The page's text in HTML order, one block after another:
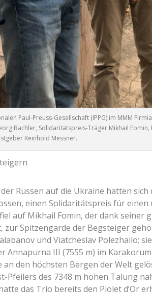
Paul-Preuss-Gesellschaft (IPPG) im MMM
Bachler, Solidaritätspreis-Träger Mikhail
Reinhold Messner.
Russen auf die Ukraine hatten sich
einen Solidaritätspreis für einen
auf Mikhail Fomin, der dank seiner
zur Spitzengarde der Begsteiger
und Viatcheslav Polezhailo;
Annapurna III (7555 m) im
den höchsten Bergen der Welt
des 7348 m hohen Talung
das Trio bereits den Piolet d’Or